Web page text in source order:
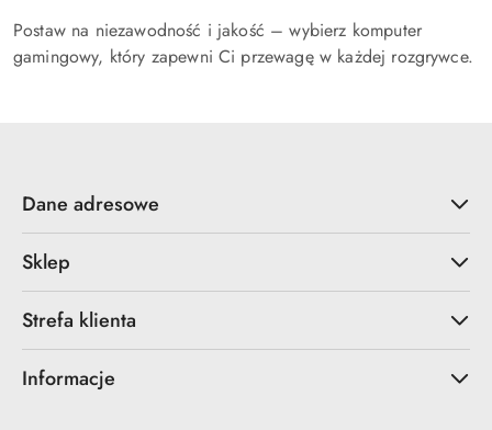
Postaw na niezawodność i jakość – wybierz komputer
gamingowy, który zapewni Ci przewagę w każdej rozgrywce.
Dane adresowe
Sklep
Strefa klienta
Informacje